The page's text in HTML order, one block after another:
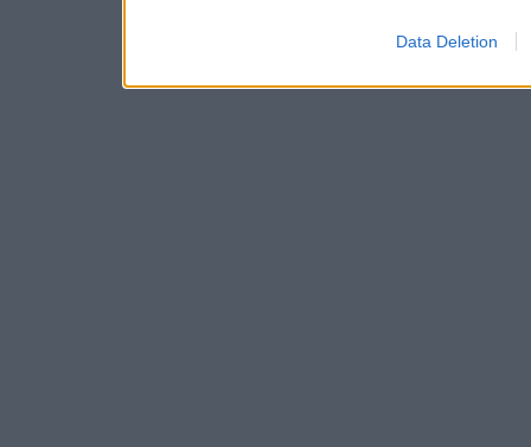
Data Deletion